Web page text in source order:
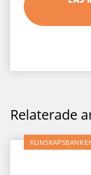
Relaterade